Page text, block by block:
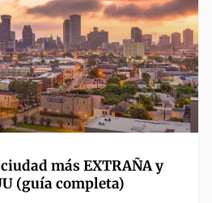
más EXTRAÑA y
(guía completa)